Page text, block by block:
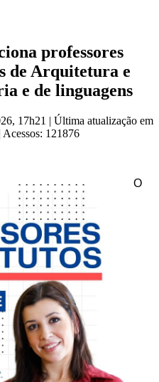
professores
de Arquitetura e
e de linguagens
17h21 | Última atualização em
Acessos: 121876
O